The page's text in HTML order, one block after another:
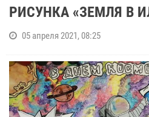
РИСУНКА «ЗЕМЛЯ В
05 апреля 2021, 08:25